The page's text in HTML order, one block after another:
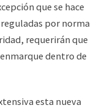
que se hace
por norma
requerirán que
dentro de
esta nueva